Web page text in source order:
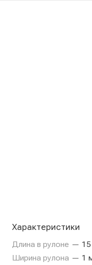
Характеристики
Длина в рулоне —
Ширина рулона — 1